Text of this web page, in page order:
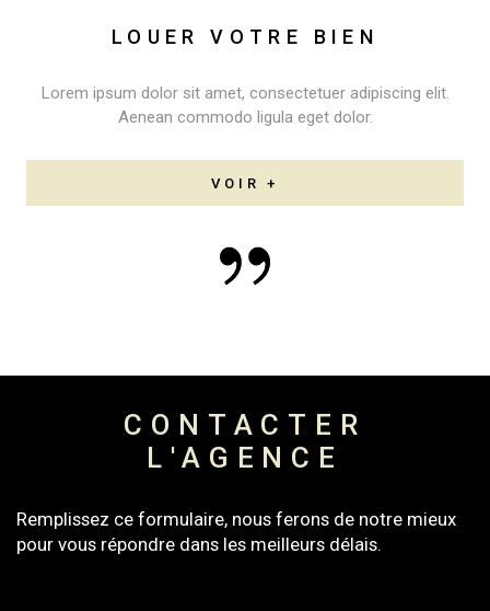
LOUER VOTRE BIEN
Lorem ipsum dolor sit amet, consectetuer adipiscing elit.
Aenean commodo ligula eget dolor.
VOIR +
CONTACTER
L'AGENCE
Remplissez ce formulaire, nous ferons de notre mieux
pour vous répondre dans les meilleurs délais.